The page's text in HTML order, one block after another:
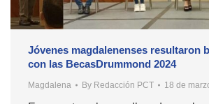
Jóvenes magdalenenses resultaron
con las BecasDrummond 2024
Magdalena By Redacción PCT 18 de